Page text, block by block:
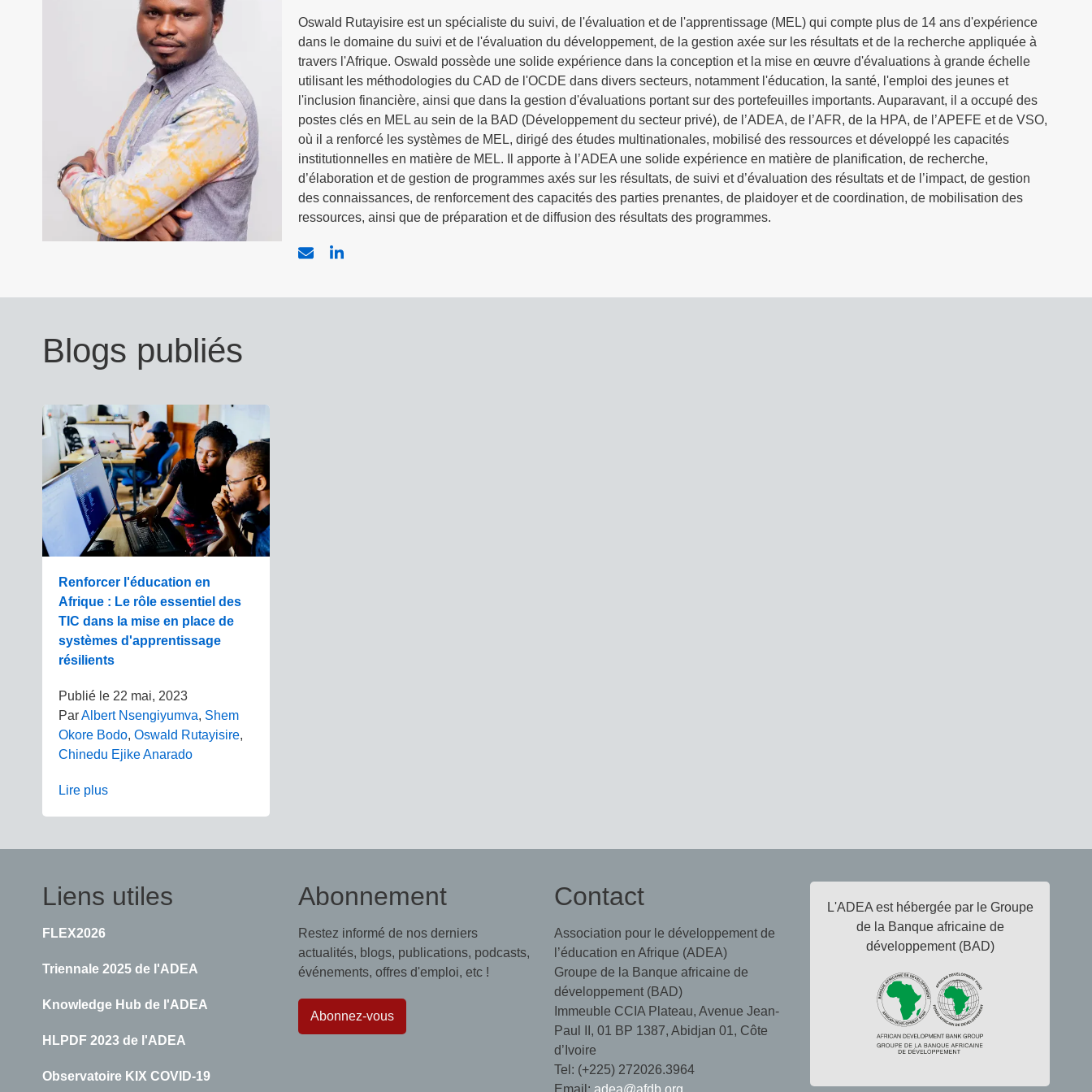
Oswald Rutayisire est un spécialiste du suivi, de l'évaluation et de l'apprentissage (MEL) qui compte plus de 14 ans d'expérience
dans le domaine du suivi et de l'évaluation du développement, de la gestion axée sur les résultats et de la recherche appliquée à
travers l'Afrique. Oswald possède une solide expérience dans la conception et la mise en œuvre d'évaluations à grande échelle
utilisant les méthodologies du CAD de l'OCDE dans divers secteurs, notamment l'éducation, la santé, l'emploi des jeunes et
l'inclusion financière, ainsi que dans la gestion d'évaluations portant sur des portefeuilles importants. Auparavant, il a occupé des
postes clés en MEL au sein de la BAD (Développement du secteur privé), de l’ADEA, de l’AFR, de la HPA, de l’APEFE et de VSO,
où il a renforcé les systèmes de MEL, dirigé des études multinationales, mobilisé des ressources et développé les capacités
institutionnelles en matière de MEL. Il apporte à l’ADEA une solide expérience en matière de planification, de recherche,
d’élaboration et de gestion de programmes axés sur les résultats, de suivi et d’évaluation des résultats et de l’impact, de gestion
des connaissances, de renforcement des capacités des parties prenantes, de plaidoyer et de coordination, de mobilisation des
ressources, ainsi que de préparation et de diffusion des résultats des programmes.
Blogs publiés
Renforcer l'éducation en
Afrique : Le rôle essentiel des
TIC dans la mise en place de
systèmes d'apprentissage
résilients
Publié le 22 mai, 2023
ParAlbert Nsengiyumva, Shem
Okore Bodo, Oswald Rutayisire,
Chinedu Ejike Anarado
Lire plus
Liens utiles
FLEX2026
Triennale 2025 de l'ADEA
Knowledge Hub de l'ADEA
HLPDF 2023 de l'ADEA
Observatoire KIX COVID-19
Abonnement
Restez informé de nos derniers
actualités, blogs, publications, podcasts,
événements, offres d'emploi, etc !
Abonnez-vous
Contact
Association pour le développement de
l’éducation en Afrique (ADEA)
Groupe de la Banque africaine de
développement (BAD)
Immeuble CCIA Plateau, Avenue Jean-
Paul II, 01 BP 1387, Abidjan 01, Côte
d’Ivoire
Tel: (+225) 272026.3964
Email: adea@afdb.org
L'ADEA est hébergée par le Groupe
de la Banque africaine de
développement (BAD)